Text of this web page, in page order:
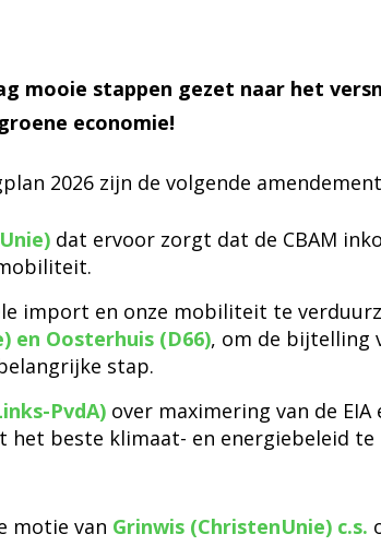
mooie stappen gezet naar het
economie!
2026 zijn de volgende
dat ervoor zorgt dat de CBAM
import en onze mobiliteit te
en Oosterhuis (D66), om de bijtelling
stap.
PvdA) over maximering van de
het beste klimaat- en energiebeleid
motie van Grinwis (ChristenUnie) c.s.